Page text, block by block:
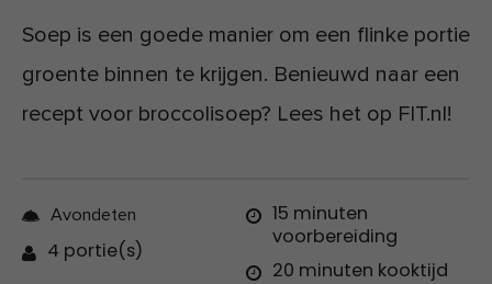
Soep is een goede manier om een flinke portie
groente binnen te krijgen. Benieuwd naar een
recept voor broccolisoep? Lees het op FIT.nl!
Avondeten
4 portie(s)
15 minuten
voorbereiding
20 minuten kooktijd